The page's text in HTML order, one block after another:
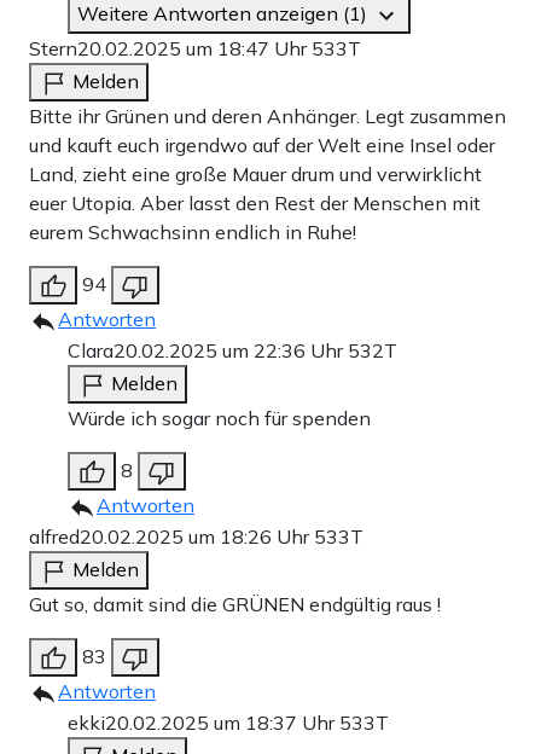
Weitere Antworten anzeigen (1)
Stern20.02.2025 um 18:47 Uhr 533T
Melden
Bitte ihr Grünen und deren Anhänger. Legt zusammen
und kauft euch irgendwo auf der Welt eine Insel oder
Land, zieht eine große Mauer drum und verwirklicht
euer Utopia. Aber lasst den Rest der Menschen mit
eurem Schwachsinn endlich in Ruhe!
94
Antworten
Clara20.02.2025 um 22:36 Uhr 532T
Melden
Würde ich sogar noch für spenden
8
Antworten
alfred20.02.2025 um 18:26 Uhr 533T
Melden
Gut so, damit sind die GRÜNEN endgültig raus !
83
Antworten
ekki20.02.2025 um 18:37 Uhr 533T